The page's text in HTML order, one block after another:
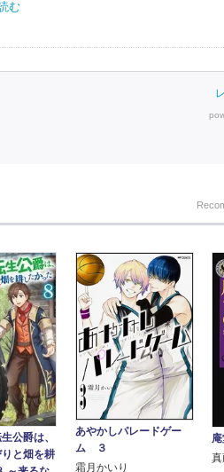
む
公爵は、
と畑を耕
あやかしパレードゲー
ム ３
霜月かいり
真